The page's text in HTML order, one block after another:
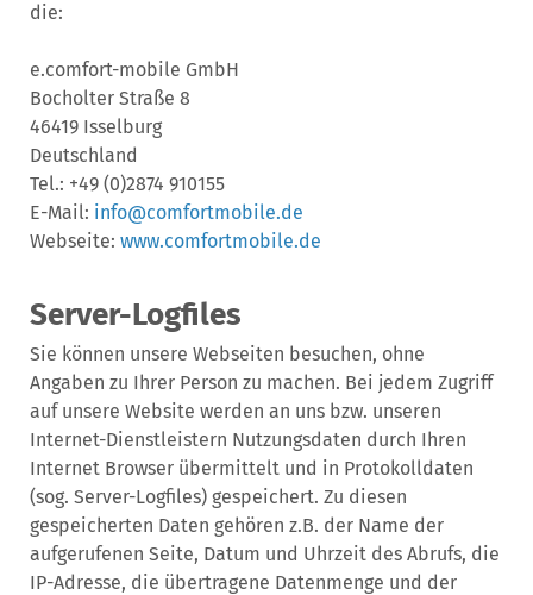
die:
e.comfort-mobile GmbH
Bocholter Straße 8
46419 Isselburg
Deutschland
Tel.: +49 (0)2874 910155
E-Mail: info@comfortmobile.de
Webseite: www.comfortmobile.de
Server-Logfiles
Sie können unsere Webseiten besuchen, ohne
Angaben zu Ihrer Person zu machen. Bei jedem Zugriff
auf unsere Website werden an uns bzw. unseren
Internet-Dienstleistern Nutzungsdaten durch Ihren
Internet Browser übermittelt und in Protokolldaten
(sog. Server-Logfiles) gespeichert. Zu diesen
gespeicherten Daten gehören z.B. der Name der
aufgerufenen Seite, Datum und Uhrzeit des Abrufs, die
IP-Adresse, die übertragene Datenmenge und der